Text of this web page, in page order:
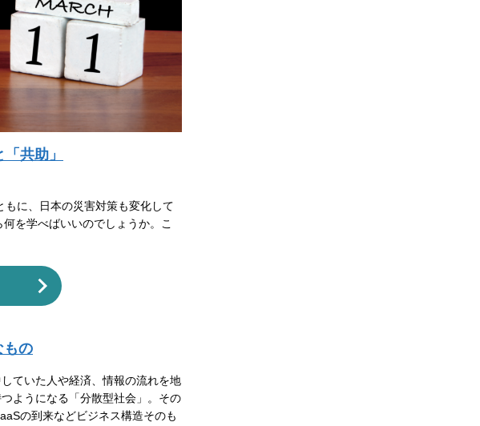
共助」
に、日本の災害対策も変化して
を学べばいいのでしょうか。こ
もの
ていた人や経済、情報の流れを地
ようになる「分散型社会」。その
の到来などビジネス構造そのも